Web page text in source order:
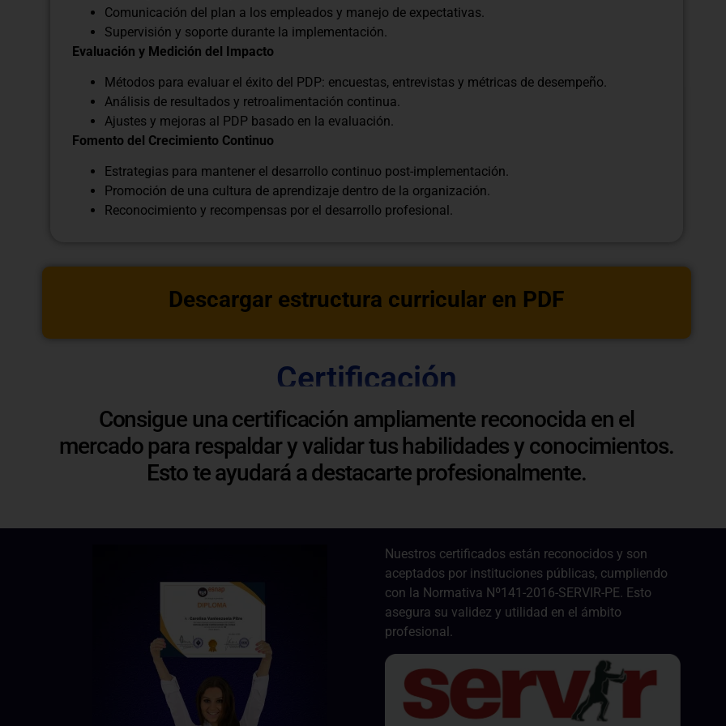
Comunicación del plan a los empleados y manejo de expectativas.
Supervisión y soporte durante la implementación.
Evaluación y Medición del Impacto
Métodos para evaluar el éxito del PDP: encuestas, entrevistas y métricas de desempeño.
Análisis de resultados y retroalimentación continua.
Ajustes y mejoras al PDP basado en la evaluación.
Fomento del Crecimiento Continuo
Estrategias para mantener el desarrollo continuo post-implementación.
Promoción de una cultura de aprendizaje dentro de la organización.
Reconocimiento y recompensas por el desarrollo profesional.
Descargar estructura curricular en PDF
Certificación
Consigue una certificación ampliamente reconocida en el
mercado para respaldar y validar tus habilidades y conocimientos.
Esto te ayudará a destacarte profesionalmente.
Nuestros certificados están reconocidos y son
aceptados por instituciones públicas, cumpliendo
con la Normativa Nº141-2016-SERVIR-PE. Esto
asegura su validez y utilidad en el ámbito
profesional.